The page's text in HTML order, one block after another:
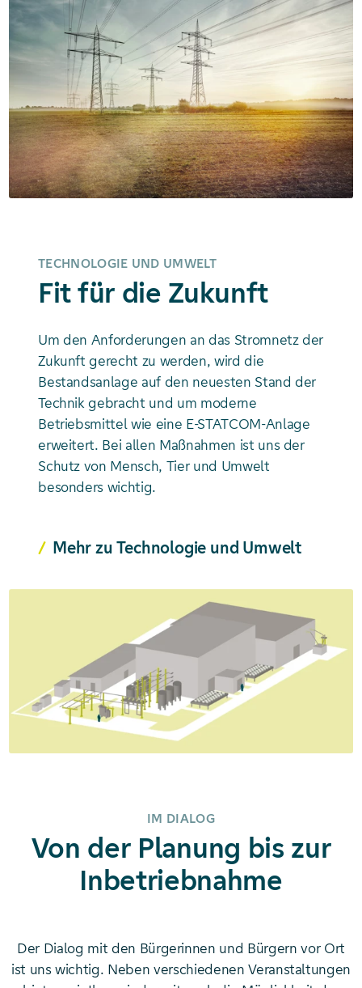
TECHNOLOGIE UND UMWELT
Fit für die Zukunft
Um den Anforderungen an das Stromnetz der
Zukunft gerecht zu werden, wird die
Bestandsanlage auf den neuesten Stand der
Technik gebracht und um moderne
Betriebsmittel wie eine E-STATCOM-Anlage
erweitert. Bei allen Maßnahmen ist uns der
Schutz von Mensch, Tier und Umwelt
besonders wichtig.
Mehr zu Technologie und Umwelt
IM DIALOG
Von der Planung bis zur
Inbetriebnahme
Der Dialog mit den Bürgerinnen und Bürgern vor Ort
ist uns wichtig. Neben verschiedenen Veranstaltungen